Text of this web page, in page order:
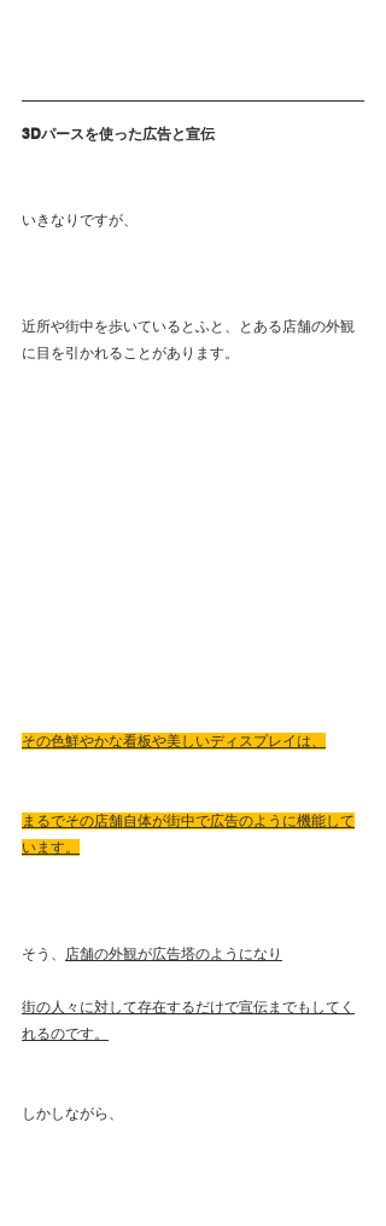
3Dパースを使った広告と宣伝
いきなりですが、
近所や街中を歩いているとふと、とある店舗の外観
に目を引かれることがあります。
その色鮮やかな看板や美しいディスプレイは、
まるでその店舗自体が街中で広告のように機能して
います。
そう、 店舗の外観が広告塔のようになり
街の人々に対して存在するだけで宣伝までもしてく
れるのです。
しかしながら、